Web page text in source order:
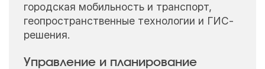
городская мобильность и транспорт,
геопространственные технологии и ГИС-
решения.
Управление и планирование